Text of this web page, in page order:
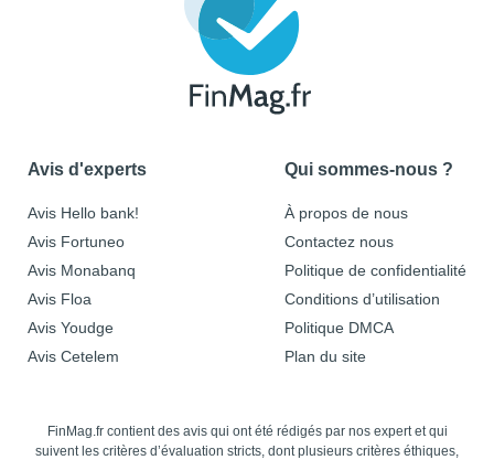
Avis d'experts
Avis Hello bank!
Avis Fortuneo
Avis Monabanq
Avis Floa
Avis Youdge
Avis Cetelem
Qui sommes-nous ?
À propos de nous
Contactez nous
Politique de confidentialité
Conditions d’utilisation
Politique DMCA
Plan du site
FinMag.fr contient des avis qui ont été rédigés par nos expert et qui
suivent les critères d’évaluation stricts, dont plusieurs critères éthiques,